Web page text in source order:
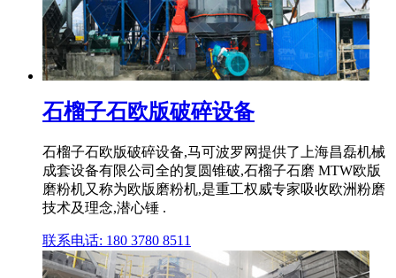
石榴子石欧版破碎设备
石榴子石欧版破碎设备,马可波罗网提供了上海昌磊机械
成套设备有限公司全的复圆锥破,石榴子石磨 MTW欧版
磨粉机又称为欧版磨粉机,是重工权威专家吸收欧洲粉磨
技术及理念,潜心锤 .
联系电话: 180 3780 8511